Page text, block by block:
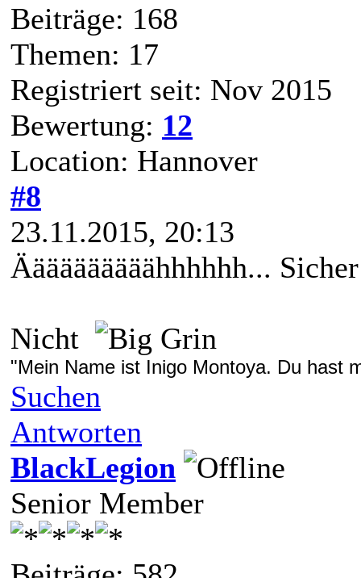
Beiträge: 168
Themen: 17
Registriert seit: Nov 2015
Bewertung: 12
Location: Hannover
#8
23.11.2015, 20:13
Äääääääääähhhhhh...
Nicht
"Mein Name ist Inigo Montoya. Du hast
Suchen
Antworten
BlackLegion
Senior Member